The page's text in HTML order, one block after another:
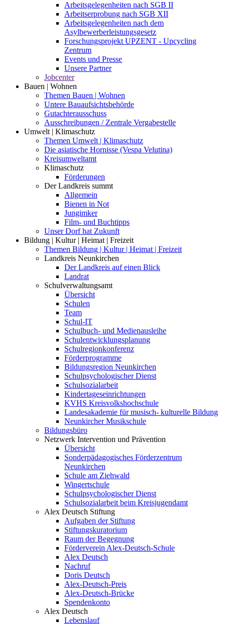
Arbeitsgelegenheiten nach SGB II
Arbeitserprobung nach SGB XII
Arbeitsgelegenheiten nach dem
Asylbewerberleistungsgesetz
Forschungsprojekt UPZENT - Upcycling
Zentrum
Events und Presse
Unsere Partner
Jobcenter
Bauen | Wohnen
Themen Bauen | Wohnen
Untere Bauaufsichtsbehörde
Gutachterausschuss
Ausschreibungen / Zentrale Vergabestelle
Umwelt | Klimaschutz
Themen Umwelt | Klimaschutz
Die asiatische Hornisse (Vespa Velutina)
Kreisumweltamt
Klimaschutz
Förderungen
Der Landkreis summt
Allgemein
Bienen in Not
Jungimker
Film- und Buchtipps
Unser Dorf hat Zukunft
Bildung | Kultur | Heimat | Freizeit
Themen Bildung | Kultur | Heimat | Freizeit
Landkreis Neunkirchen
Der Landkreis auf einen Blick
Landrat
Schulverwaltungsamt
Übersicht
Schulen
Team
Schul-IT
Schulbuch- und Medienausleihe
Schulentwicklungsplanung
Schulregionkonferenz
Förderprogramme
Bildungsregion Neunkirchen
Schulpsychologischer Dienst
Schulsozialarbeit
Kindertageseinrichtungen
KVHS Kreisvolkshochschule
Landesakademie für musisch- kulturelle Bildung
Neunkircher Musikschule
Bildungsbüro
Netzwerk Intervention und Prävention
Übersicht
Sonderpädagogisches Förderzentrum
Neunkirchen
Schule am Ziehwald
Wingertschule
Schulpsychologischer Dienst
Schulsozialarbeit beim Kreisjugendamt
Alex Deutsch Stiftung
Aufgaben der Stiftung
Stiftungskuratorium
Raum der Begegnung
Förderverein Alex-Deutsch-Schule
Alex Deutsch
Nachruf
Doris Deutsch
Alex-Deutsch-Preis
Alex-Deutsch-Brücke
Spendenkonto
Alex Deutsch
Lebenslauf